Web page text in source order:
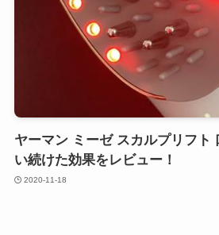
ヤーマン ミーゼ スカルプリフト
い続けた効果をレビュー！
2020-11-18